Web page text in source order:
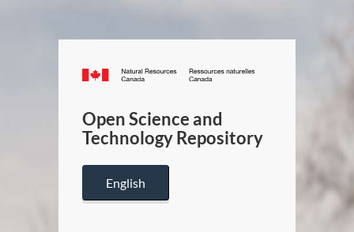
Canada.ca
/
Canada
Open Science and
Technology Repository
English